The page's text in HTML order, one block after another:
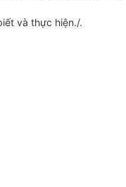
và thực hiện./.